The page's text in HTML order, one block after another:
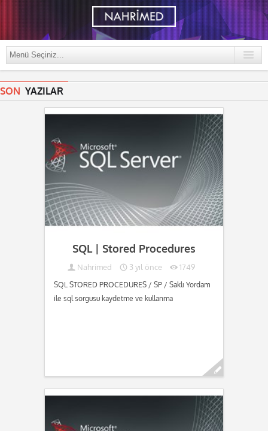
SON YAZILAR
SQL | Stored Procedures
Nahrimed 3 yıl önce 1749
SQL STORED PROCEDURES / SP / Saklı Yordam
ile sql sorgusu kaydetme ve kullanma